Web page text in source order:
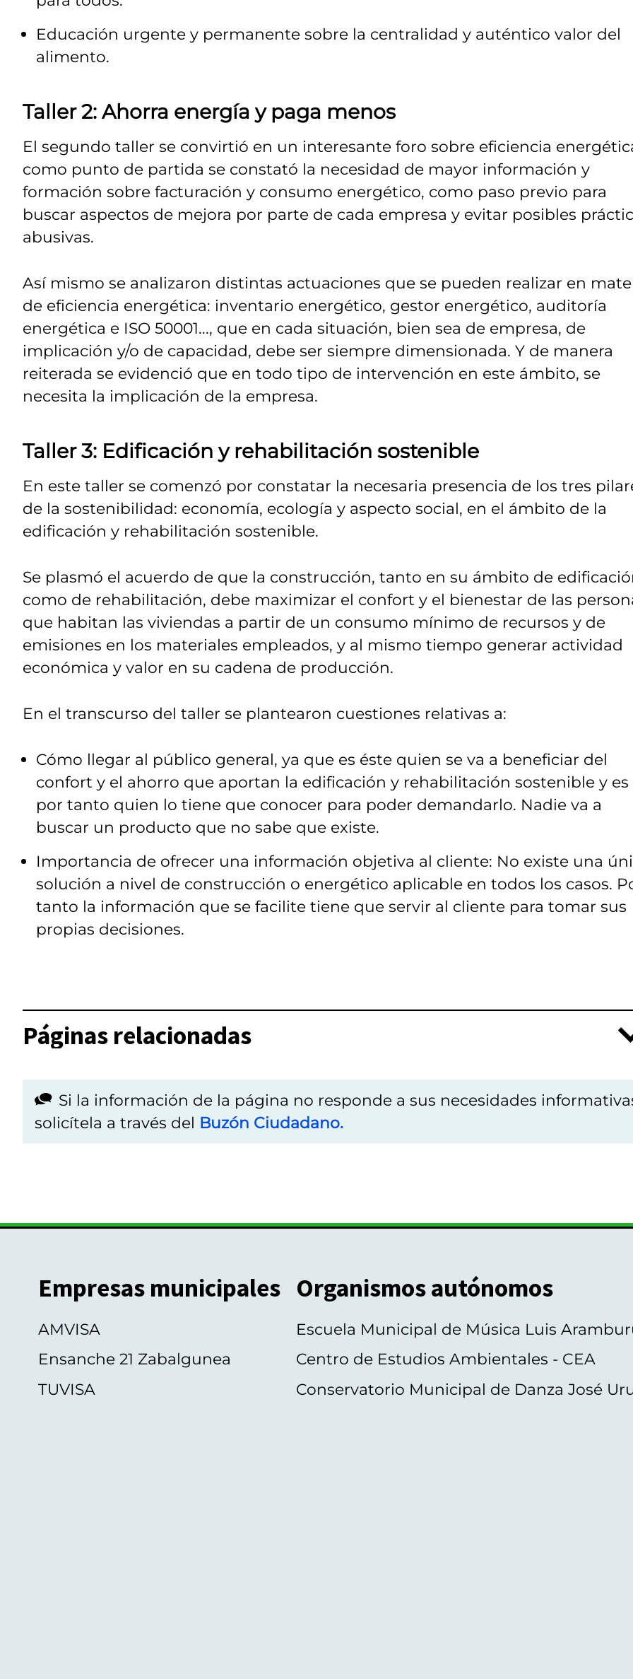
Educación urgente y permanente sobre la centralidad y auténtico valor del
alimento.
Taller 2: Ahorra energía y paga menos
El segundo taller se convirtió en un interesante foro sobre eficiencia
como punto de partida se constató la necesidad de mayor información y
formación sobre facturación y consumo energético, como paso previo para
buscar aspectos de mejora por parte de cada empresa y evitar posibles
abusivas.
Así mismo se analizaron distintas actuaciones que se pueden realizar en
de eficiencia energética: inventario energético, gestor energético, auditoría
energética e ISO 50001..., que en cada situación, bien sea de empresa, de
implicación y/o de capacidad, debe ser siempre dimensionada. Y de manera
reiterada se evidenció que en todo tipo de intervención en este ámbito, se
necesita la implicación de la empresa.
Taller 3: Edificación y rehabilitación sostenible
En este taller se comenzó por constatar la necesaria presencia de los tres
de la sostenibilidad: economía, ecología y aspecto social, en el ámbito de la
edificación y rehabilitación sostenible.
Se plasmó el acuerdo de que la construcción, tanto en su ámbito de
como de rehabilitación, debe maximizar el confort y el bienestar de las
que habitan las viviendas a partir de un consumo mínimo de recursos y de
emisiones en los materiales empleados, y al mismo tiempo generar actividad
económica y valor en su cadena de producción.
En el transcurso del taller se plantearon cuestiones relativas a:
Cómo llegar al público general, ya que es éste quien se va a beneficiar del
confort y el ahorro que aportan la edificación y rehabilitación sostenible y es
por tanto quien lo tiene que conocer para poder demandarlo. Nadie va a
buscar un producto que no sabe que existe.
Importancia de ofrecer una información objetiva al cliente: No existe una
solución a nivel de construcción o energético aplicable en todos los casos.
tanto la información que se facilite tiene que servir al cliente para tomar sus
propias decisiones.
Páginas relacionadas
Si la información de la página no responde a sus necesidades
solicítela a través del Buzón Ciudadano.
Empresas municipales
AMVISA
Ensanche 21 Zabalgunea
TUVISA
Organismos autónomos
Escuela Municipal de Música Luis
Centro de Estudios Ambientales - CEA
Conservatorio Municipal de Danza José